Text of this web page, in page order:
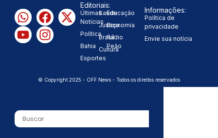
Editoriais:
Últimas
Notícias
Política
Bahia
Esportes
Saúde
Justiça
Brasil
Cultura
Educação
Economia
Rádio
Peão
Informações:
Política de
privacidade
Envie sua notícia
© Copyright 2025 - OFF News - Todos os direitos reservados